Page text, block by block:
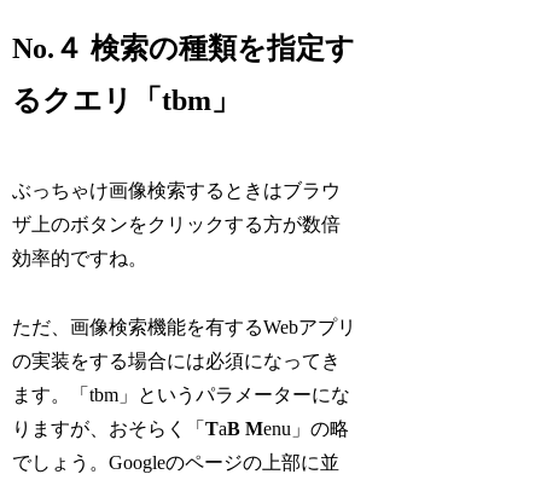
No.４ 検索の種類を指定す
るクエリ「tbm」
ぶっちゃけ画像検索するときはブラウ
ザ上のボタンをクリックする方が数倍
効率的ですね。
ただ、画像検索機能を有するWebアプリ
の実装をする場合には必須になってき
ます。「tbm」というパラメーターにな
りますが、おそらく「TaB Menu」の略
でしょう。Googleのページの上部に並